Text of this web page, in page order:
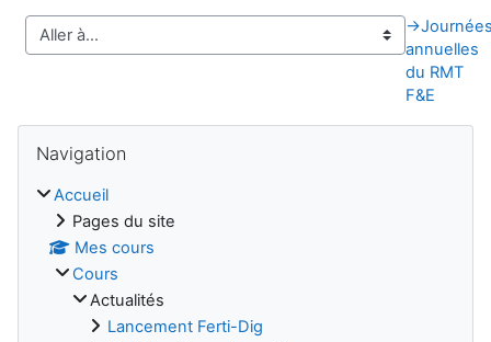
→
annuelles
du RMT
F&E
Navigation
Accueil
Pages du site
Mes cours
Cours
Actualités
Lancement Ferti-Dig